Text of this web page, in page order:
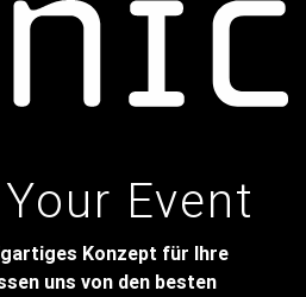
Event
Konzept für Ihre
uns von den besten